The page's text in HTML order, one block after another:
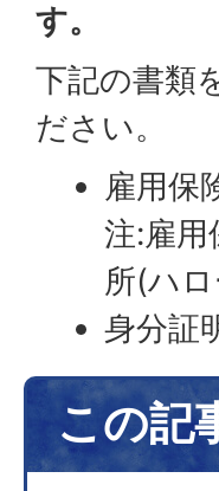
す。
下記の書類
ださい。
雇用保
注:雇
所(ハ
身分証
この記